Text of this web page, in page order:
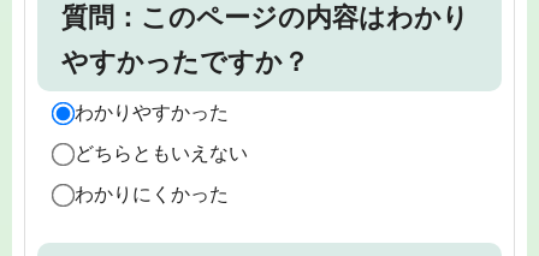
質問：このページの内容はわかり
やすかったですか？
わかりやすかった
どちらともいえない
わかりにくかった